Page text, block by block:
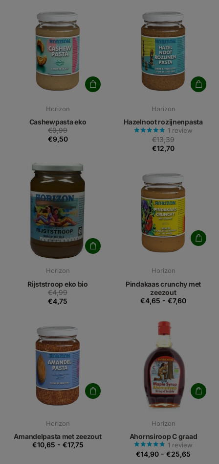
Horizon
Cashewpasta eko
€9,99
€9,50
Horizon
Hazelnoot rozijnenpasta
1 review
€13,39
€12,70
Horizon
Rijststroop eko bio
€4,99
€4,75
Horizon
Pindakaas crunchy met
zeezout
€4,65 - €7,60
Horizon
Amandelpasta met zeezout
€10,65 - €17,75
Horizon
Ahornsiroop C graad
1 review
€14,90 - €25,65